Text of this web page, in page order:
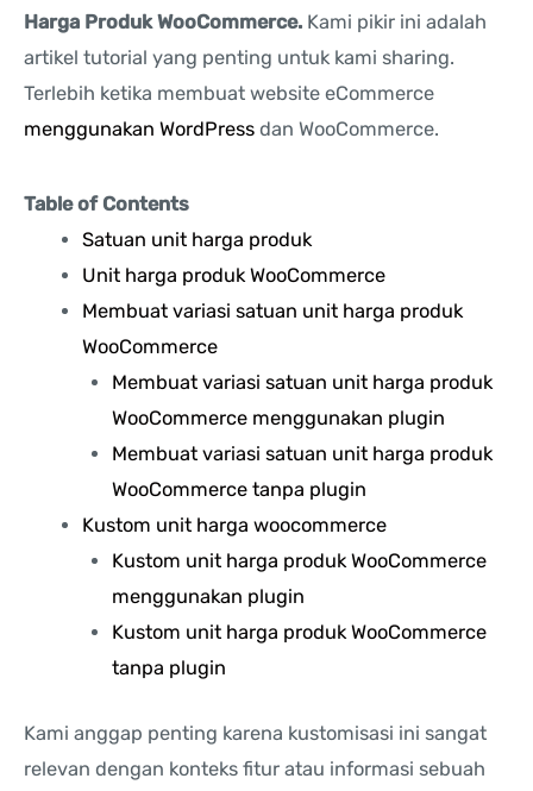
Harga Produk WooCommerce. Kami pikir ini adalah
artikel tutorial yang penting untuk kami sharing.
Terlebih ketika membuat website eCommerce
menggunakan WordPress dan WooCommerce.
Table of Contents
Satuan unit harga produk
Unit harga produk WooCommerce
Membuat variasi satuan unit harga produk
WooCommerce
Membuat variasi satuan unit harga produk
WooCommerce menggunakan plugin
Membuat variasi satuan unit harga produk
WooCommerce tanpa plugin
Kustom unit harga woocommerce
Kustom unit harga produk WooCommerce
menggunakan plugin
Kustom unit harga produk WooCommerce
tanpa plugin
Kami anggap penting karena kustomisasi ini sangat
relevan dengan konteks fitur atau informasi sebuah